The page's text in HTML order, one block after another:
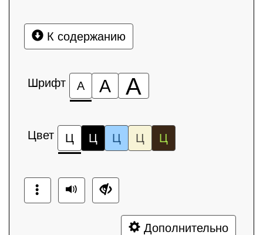
К содержанию
Шрифт А А А
Цвет Ц Ц Ц Ц Ц
Дополнительно